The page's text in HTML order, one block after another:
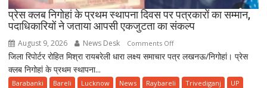
प्रेस क्लब निगोहां के प्रथम स्थापना दिवस पर पत्रकारों का सम्मान,
पदाधिकारियों ने जताया आपसी एकजुटता का संकल्प
August 9, 2026 News Desk Comments Offon
प्रेस
निगोहां
जिला रिपोर्टर रोहित मिश्रा रायबरेली धारा लक्ष्य समाचार पत्र लखनऊ/निगोहां। प्रेस
क्लब निगोहां के प्रथम स्थापना...
Barabanki Bareli Lucknow News Raybareli Trivediganj UP